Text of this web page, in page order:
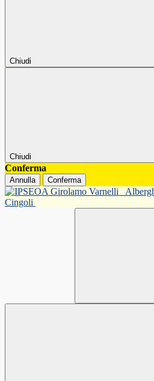
Chiudi
Chiudi
Conferma
Annulla Conferma
Cingoli